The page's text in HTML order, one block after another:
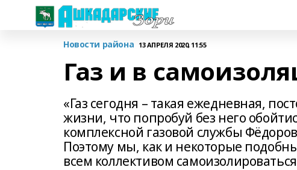
Новости района 13 АПРЕЛЯ 2020, 11:55
Газ и в
«Газ сегодня – такая ежедневная,
жизни, что попробуй без него
комплексной газовой службы
Поэтому мы, как и некоторые
всем коллективом